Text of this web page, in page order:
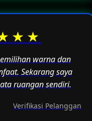
warna dan
Sekarang saya
ruangan sendiri.
Verifikasi Pelanggan